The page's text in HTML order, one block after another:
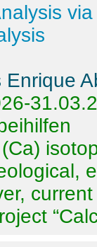
Enrique